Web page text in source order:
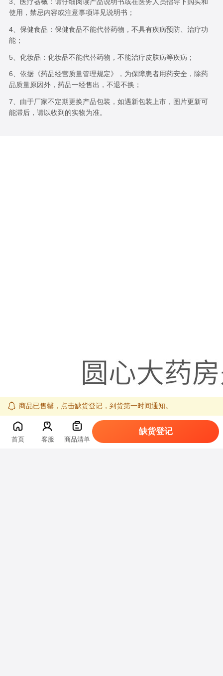
使用，禁忌内容或注意事项详见说明书；
4、保健食品：保健食品不能代替药物，不具有疾病预防、治疗功
能；
5、化妆品：化妆品不能代替药物，不能治疗皮肤病等疾病；
6、依据《药品经营质量管理规定》，为保障患者用药安全，除药
品质量原因外，药品一经售出，不退不换；
7、由于厂家不定期更换产品包装，如遇新包装上市，图片更新可
能滞后，请以收到的实物为准。
商品已售罄，点击缺货登记，到货第一时间通知。
首页 客服 商品清单
缺货登记